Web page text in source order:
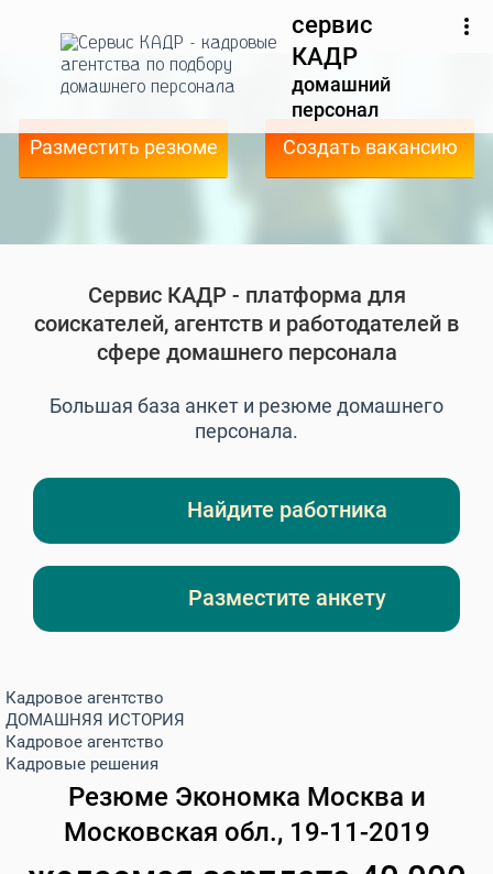
сервис
КАДР
домашний
персонал
Разместить резюме
Создать вакансию
Сервис КАДР - платформа для
соискателей, агентств и работодателей в
сфере домашнего персонала
Большая база анкет и резюме домашнего
персонала.
Найдите работника
Разместите анкету
Кадровое агентство
ДОМАШНЯЯ ИСТОРИЯ
Кадровое агентство
Кадровые решения
Резюме Экономка Москва и
Московская обл., 19-11-2019